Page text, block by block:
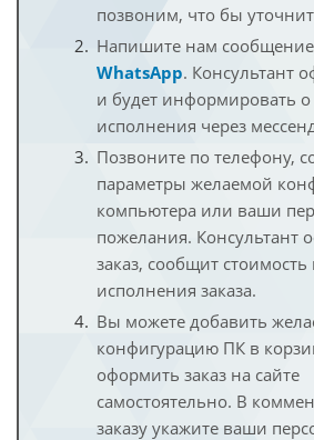
позвоним, что бы
Напишите нам сообщение
WhatsApp. Консультант
и будет информировать о
исполнения через
Позвоните по телефону,
параметры желаемой
компьютера или ваши
пожелания. Консультант
заказ, сообщит стоимость
исполнения заказа.
Вы можете добавить
конфигурацию ПК в
оформить заказ на сайте
самостоятельно. В
заказу укажите ваши